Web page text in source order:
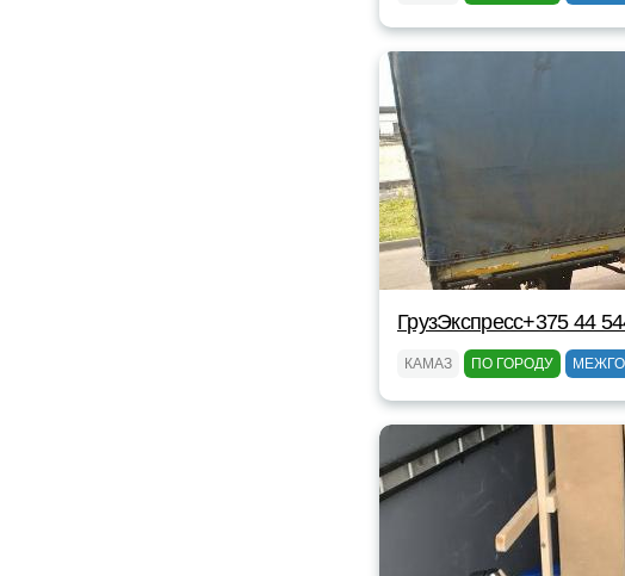
ГрузЭкспресс+375 44
КАМАЗ ПО ГОРОДУ